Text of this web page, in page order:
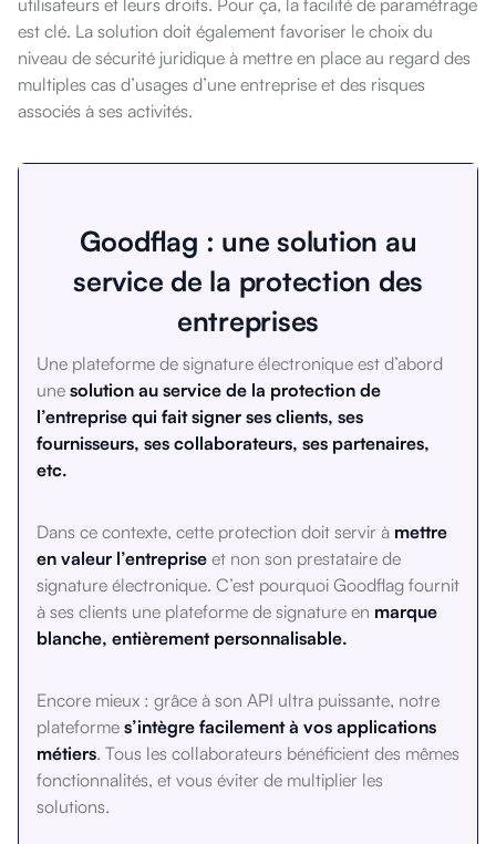
est clé. La solution doit également favoriser le choix du
niveau de sécurité juridique à mettre en place au regard des
multiples cas d’usages d’une entreprise et des risques
associés à ses activités.
Goodflag : une solution au
service de la protection des
entreprises
Une plateforme de signature électronique est d’abord
une solution au service de la protection de
l’entreprise qui fait signer ses clients, ses
fournisseurs, ses collaborateurs, ses partenaires,
etc.
Dans ce contexte, cette protection doit servir à mettre
en valeur l’entreprise et non son prestataire de
signature électronique. C’est pourquoi Goodflag fournit
à ses clients une plateforme de signature en marque
blanche, entièrement personnalisable.
Encore mieux : grâce à son API ultra puissante, notre
plateforme s’intègre facilement à vos applications
métiers. Tous les collaborateurs bénéficient des mêmes
fonctionnalités, et vous éviter de multiplier les
solutions.